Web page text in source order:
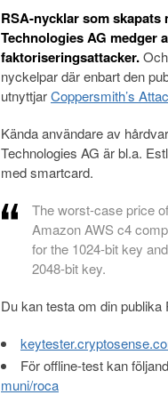
RSA-nycklar som
Technologies AG medger
faktoriseringsattacker.
nyckelpar där enbart den
utnyttjarCoppersmith’s
Kända användare av
Technologies AG är bl.a.
med smartcard.
The worst-case price
Amazon AWS c4
for the 1024-bit key
2048-bit key.
Du kan testa om din
För offline-test kan
muni/roca